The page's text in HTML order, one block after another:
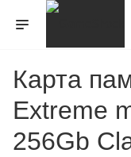
Карта
Extreme
256Gb